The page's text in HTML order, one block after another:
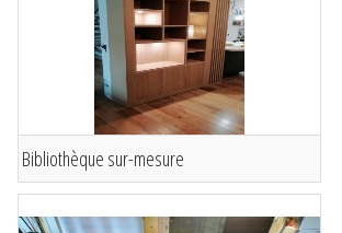
Bibliothèque sur-mesure